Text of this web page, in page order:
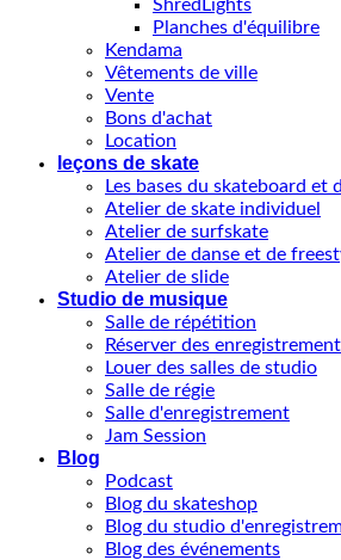
ShredLights
Planches d'équilibre
Kendama
Vêtements de ville
Vente
Bons d'achat
Location
leçons de skate
Les bases du skateboard et
Atelier de skate individuel
Atelier de surfskate
Atelier de danse et de
Atelier de slide
Studio de musique
Salle de répétition
Réserver des
Louer des salles de studio
Salle de régie
Salle d'enregistrement
Jam Session
Blog
Podcast
Blog du skateshop
Blog du studio
Blog des événements